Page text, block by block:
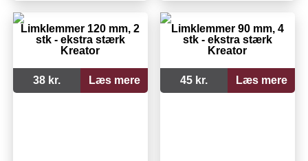
Limklemmer 120 mm, 2
stk - ekstra stærk
Kreator
38 kr. Læs mere
Limklemmer 90 mm, 4
stk - ekstra stærk
Kreator
45 kr. Læs mere